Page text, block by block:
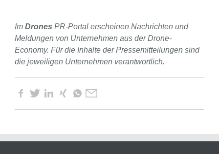
Im Drones PR-Portal erscheinen Nachrichten und
Meldungen von Unternehmen aus der Drone-
Economy. Für die Inhalte der Pressemitteilungen sind
die jeweiligen Unternehmen verantwortlich.